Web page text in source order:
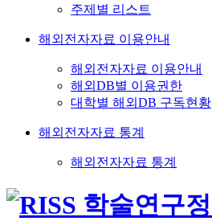
주제별 리스트
해외전자자료 이용안내
해외전자자료 이용안내
해외DB별 이용권한
대학별 해외DB 구독현황
해외전자자료 통계
해외전자자료 통계